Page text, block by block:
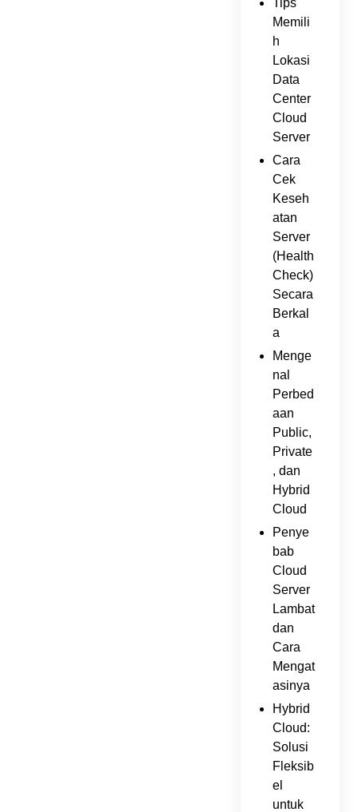
Tips
Memili
h
Lokasi
Data
Center
Cloud
Server
Cara
Cek
Keseh
atan
Server
(Health
Check)
Secara
Berkal
a
Menge
nal
Perbed
aan
Public,
Private
, dan
Hybrid
Cloud
Penye
bab
Cloud
Server
Lambat
dan
Cara
Mengat
asinya
Hybrid
Cloud:
Solusi
Fleksib
el
untuk